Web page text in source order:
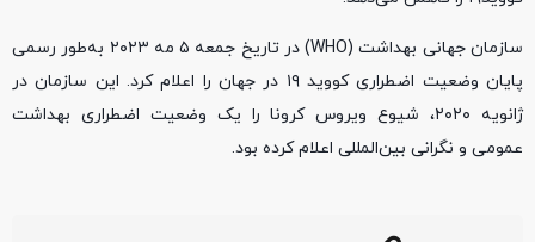
سازمان جهانی بهداشت (WHO) در تاریخ جمعه ۵ مه ۲۰۲۳ به‌طور رسمی
پایان وضعیت اضطراری کووید ۱۹ در جهان را اعلام کرد. این سازمان در
ژانویه ۲۰۲۰، شیوع ویروس کرونا را یک وضعیت اضطراری بهداشت
عمومی و نگرانی بین‌المللی اعلام کرده بود.